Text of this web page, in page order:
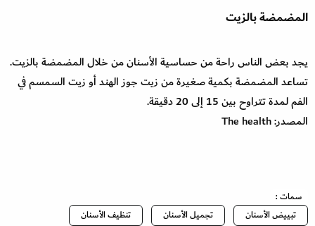
المضمضة بالزيت
يجد بعض الناس راحة من حساسية الأسنان من خلال المضمضة بالزيت.
تساعد المضمضة بكمية صغيرة من زيت جوز الهند أو زيت السمسم في
الفم لمدة تتراوح بين 15 إلى 20 دقيقة.
المصدر: The health
سمات :
تبييض الأسنان
تجميل الأسنان
تنظيف الأسنان